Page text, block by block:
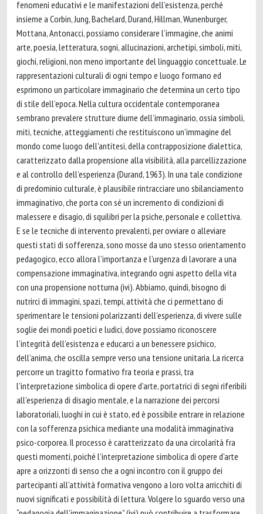
fenomeni educativi e le manifestazioni dell’esistenza, perché
insieme a Corbin, Jung, Bachelard, Durand, Hillman, Wunenburger,
Mottana, Antonacci, possiamo considerare l’immagine, che animi
arte, poesia, letteratura, sogni, allucinazioni, archetipi, simboli, miti,
giochi, religioni, non meno importante del linguaggio concettuale. Le
rappresentazioni culturali di ogni tempo e luogo formano ed
esprimono un particolare immaginario che determina un certo tipo
di stile dell’epoca. Nella cultura occidentale contemporanea
sembrano prevalere strutture diurne dell’immaginario, ossia simboli,
miti, tecniche, atteggiamenti che restituiscono un’immagine del
mondo come luogo dell’antitesi, della contrapposizione dialettica,
caratterizzato dalla propensione alla visibilità, alla parcellizzazione
e al controllo dell’esperienza (Durand, 1963). In una tale condizione
di predominio culturale, è plausibile rintracciare uno sbilanciamento
immaginativo, che porta con sé un incremento di condizioni di
malessere e disagio, di squilibri per la psiche, personale e collettiva.
E se le tecniche di intervento prevalenti, per ovviare o alleviare
questi stati di sofferenza, sono mosse da uno stesso orientamento
pedagogico, ecco allora l’importanza e l’urgenza di lavorare a una
compensazione immaginativa, integrando ogni aspetto della vita
con una propensione notturna (ivi). Abbiamo, quindi, bisogno di
nutrirci di immagini, spazi, tempi, attività che ci permettano di
sperimentare le tensioni polarizzanti dell’esperienza, di vivere sulle
soglie dei mondi poetici e ludici, dove possiamo riconoscere
l’integrità dell’esistenza e educarci a un benessere psichico,
dell’anima, che oscilla sempre verso una tensione unitaria. La ricerca
percorre un tragitto formativo fra teoria e prassi, tra
l’interpretazione simbolica di opere d’arte, portatrici di segni riferibili
all’esperienza di disagio mentale, e la narrazione dei percorsi
laboratoriali, luoghi in cui è stato, ed è possibile entrare in relazione
con la sofferenza psichica mediante una modalità immaginativa
psico-corporea. Il processo è caratterizzato da una circolarità fra
questi momenti, poiché l’interpretazione simbolica di opere d’arte
apre a orizzonti di senso che a ogni incontro con il gruppo dei
partecipanti all’attività formativa vengono a loro volta arricchiti di
nuovi significati e possibilità di lettura. Volgere lo sguardo verso una